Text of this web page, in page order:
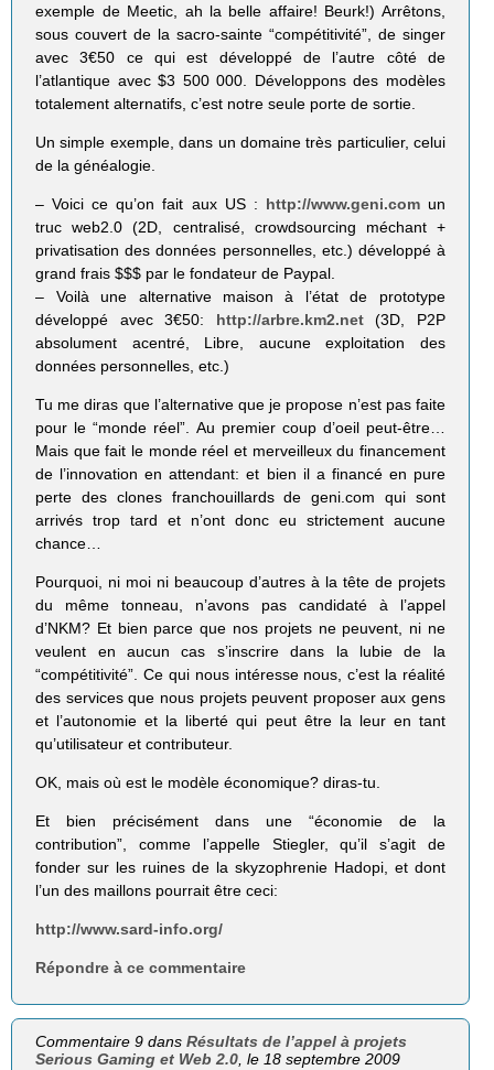
exemple de Meetic, ah la belle affaire! Beurk!) Arrêtons,
sous couvert de la sacro-sainte “compétitivité”, de singer
avec 3€50 ce qui est développé de l’autre côté de
l’atlantique avec $3 500 000. Développons des modèles
totalement alternatifs, c’est notre seule porte de sortie.
Un simple exemple, dans un domaine très particulier, celui
de la généalogie.
– Voici ce qu’on fait aux US : http://www.geni.comun
truc web2.0 (2D, centralisé, crowdsourcing méchant +
privatisation des données personnelles, etc.) développé à
grand frais $$$ par le fondateur de Paypal.
– Voilà une alternative maison à l’état de prototype
développé avec 3€50: http://arbre.km2.net(3D, P2P
absolument acentré, Libre, aucune exploitation des
données personnelles, etc.)
Tu me diras que l’alternative que je propose n’est pas faite
pour le “monde réel”. Au premier coup d’oeil peut-être…
Mais que fait le monde réel et merveilleux du financement
de l’innovation en attendant: et bien il a financé en pure
perte des clones franchouillards de geni.com qui sont
arrivés trop tard et n’ont donc eu strictement aucune
chance…
Pourquoi, ni moi ni beaucoup d’autres à la tête de projets
du même tonneau, n’avons pas candidaté à l’appel
d’NKM? Et bien parce que nos projets ne peuvent, ni ne
veulent en aucun cas s’inscrire dans la lubie de la
“compétitivité”. Ce qui nous intéresse nous, c’est la réalité
des services que nous projets peuvent proposer aux gens
et l’autonomie et la liberté qui peut être la leur en tant
qu’utilisateur et contributeur.
OK, mais où est le modèle économique? diras-tu.
Et bien précisément dans une “économie de la
contribution”, comme l’appelle Stiegler, qu’il s’agit de
fonder sur les ruines de la skyzophrenie Hadopi, et dont
l’un des maillons pourrait être ceci:
http://www.sard-info.org/
Répondre à ce commentaire
Commentaire 9 dansRésultats de l’appel à projets
Serious Gaming et Web 2.0, le 18 septembre 2009